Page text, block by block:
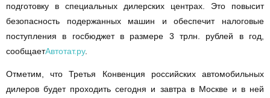
подготовку в специальных дилерских центрах. Это повысит
безопасность подержанных машин и обеспечит налоговые
поступления в госбюджет в размере 3 трлн. рублей в год,
сообщаетАвтотат.ру.
Отметим, что Третья Конвенция российских автомобильных
дилеров будет проходить сегодня и завтра в Москве и в ней